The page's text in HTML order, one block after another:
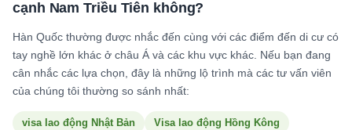
cạnh Nam Triều Tiên không?
Hàn Quốc thường được nhắc đến cùng với các điểm đến di cư có
tay nghề lớn khác ở châu Á và các khu vực khác. Nếu bạn đang
cân nhắc các lựa chọn, đây là những lộ trình mà các tư vấn viên
của chúng tôi thường so sánh nhất:
visa lao động Nhật Bản
Visa lao động Hồng Kông